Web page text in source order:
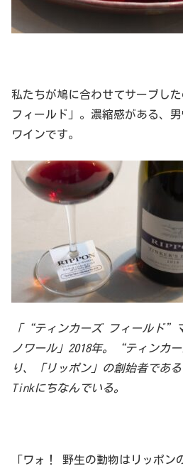
私たちが鳩に合わせてサーブし
フィールド」。濃縮感がある、
ワインです。
「“ティンカーズ フィールド”
ノワール」2018年。“ティンカ
り、「リッポン」の創始者であ
Tinkにちなんでいる。
「ワォ！ 野生の動物はリッポン